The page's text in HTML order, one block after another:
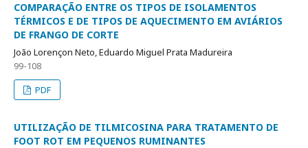
COMPARAÇÃO ENTRE OS TIPOS DE ISOLAMENTOS
TÉRMICOS E DE TIPOS DE AQUECIMENTO EM AVIÁRIOS
DE FRANGO DE CORTE
João Lorençon Neto, Eduardo Miguel Prata Madureira
99-108
PDF
UTILIZAÇÃO DE TILMICOSINA PARA TRATAMENTO DE
FOOT ROT EM PEQUENOS RUMINANTES